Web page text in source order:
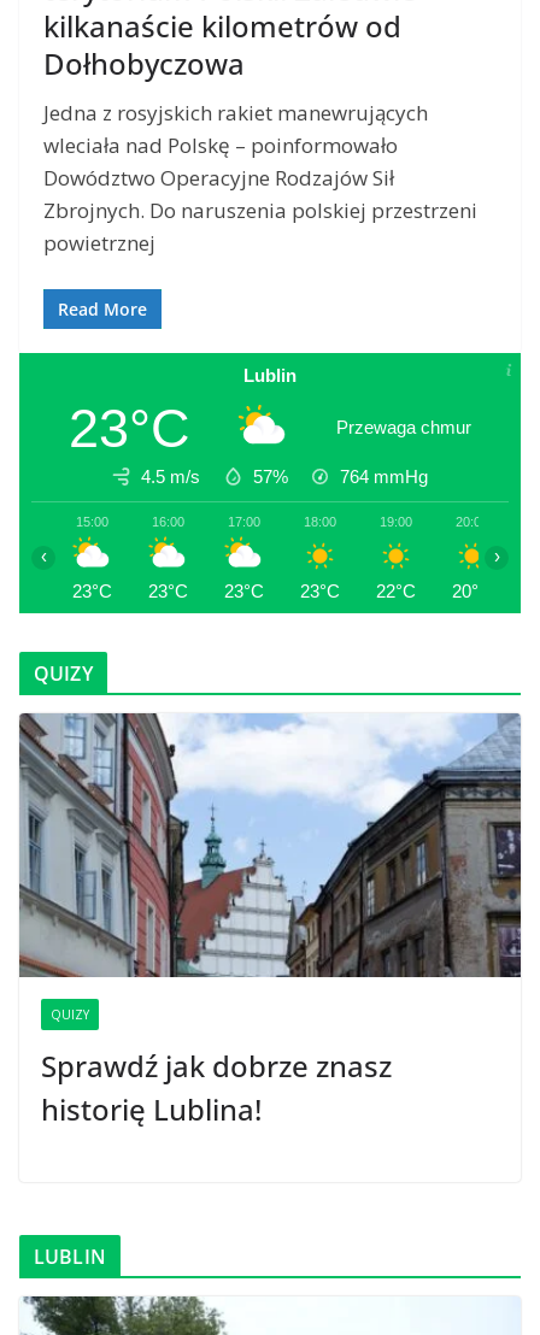
kilkanaście kilometrów od
Dołhobyczowa
Jedna z rosyjskich rakiet manewrujących
wleciała nad Polskę – poinformowało
Dowództwo Operacyjne Rodzajów Sił
Zbrojnych. Do naruszenia polskiej przestrzeni
powietrznej
Read More
Lublin
23°C Przewaga chmur
4.5 m/s 57% 764 mmHg
15:00
23°C
16:00
23°C
17:00
23°C
18:00
23°C
19:00
22°C
20:00
20°C
‹ ›
QUIZY
QUIZY
Sprawdź jak dobrze znasz
historię Lublina!
LUBLIN